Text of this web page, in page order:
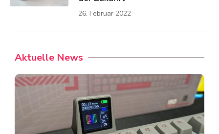
26. Februar 2022
Aktuelle News